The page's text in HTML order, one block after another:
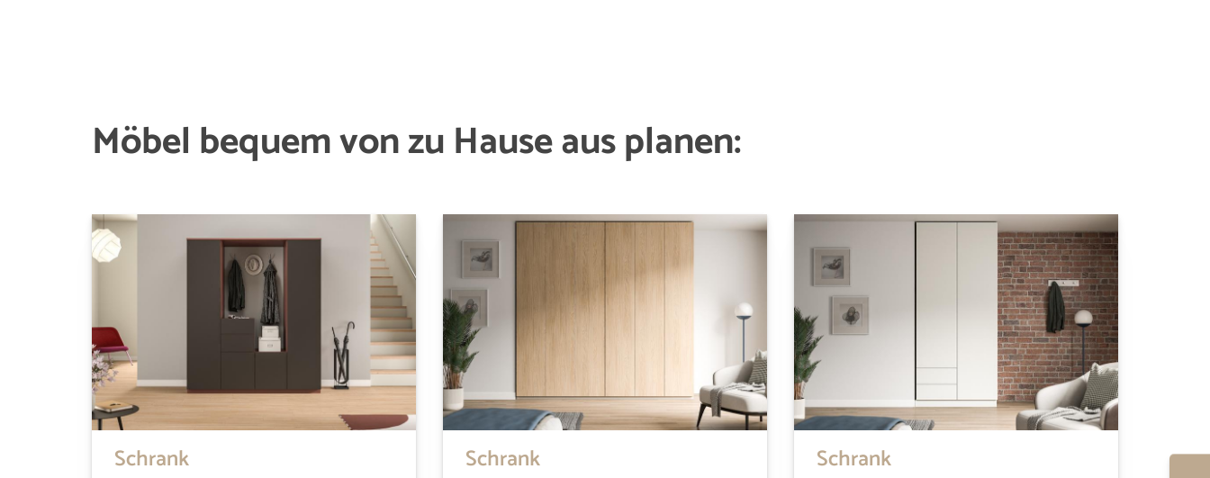
Möbel bequem von zu Hause aus planen:
Schrank Schrank Schrank